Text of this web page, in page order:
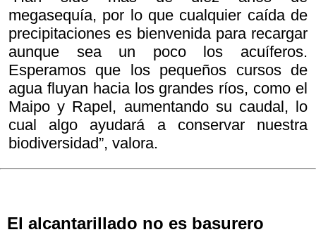
megasequía, por lo que cualquier caída de
precipitaciones es bienvenida para recargar
aunque sea un poco los acuíferos.
Esperamos que los pequeños cursos de
agua fluyan hacia los grandes ríos, como el
Maipo y Rapel, aumentando su caudal, lo
cual algo ayudará a conservar nuestra
biodiversidad”, valora.
El alcantarillado no es basurero